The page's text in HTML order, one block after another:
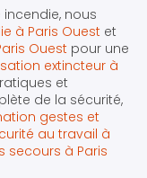
nous
à Paris Ouest et
Ouest pour une
extincteur à
et
de la sécurité,
gestes et
au travail à
secours à Paris